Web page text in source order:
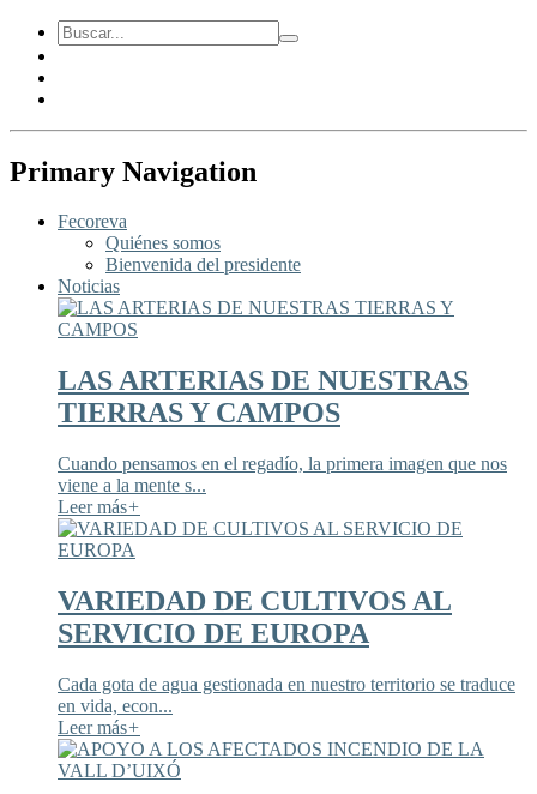
Primary Navigation
Fecoreva
Quiénes somos
Bienvenida del presidente
Noticias
LAS ARTERIAS DE NUESTRAS
TIERRAS Y CAMPOS
Cuando pensamos en el regadío, la primera imagen que nos
viene a la mente s...
Leer más+
VARIEDAD DE CULTIVOS AL
SERVICIO DE EUROPA
Cada gota de agua gestionada en nuestro territorio se traduce
en vida, econ...
Leer más+